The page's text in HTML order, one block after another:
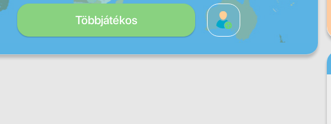
Többjátékos